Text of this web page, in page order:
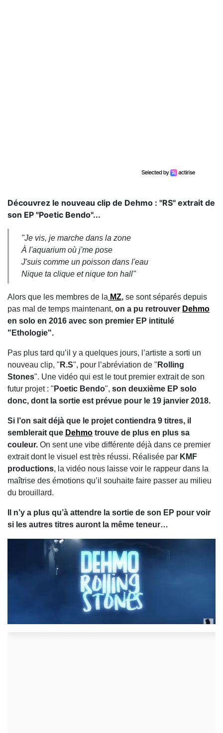
Découvrez le nouveau clip de Dehmo : "RS" extrait de
son EP "Poetic Bendo"...
"Je vis, je marche dans la zone
À l'aquarium où j'me pose
J'suis comme un poisson dans l'eau
Nique ta clique et nique ton hall"
Alors que les membres de la MZ, se sont séparés depuis
pas mal de temps maintenant, on a pu retrouver Dehmo
en solo en 2016 avec son premier EP intitulé
"Ethologie".
Pas plus tard qu’il y a quelques jours, l’artiste a sorti un
nouveau clip, " R.S", pour l’abréviation de " Rolling
Stones". Une vidéo qui est le tout premier extrait de son
futur projet : " Poetic Bendo", son deuxième EP solo
donc, dont la sortie est prévue pour le 19 janvier 2018.
Si l’on sait déjà que le projet contiendra 9 titres, il
semblerait que Dehmo trouve de plus en plus sa
couleur. On sent une vibe différente déjà dans ce premier
extrait dont le visuel est très réussi. Réalisée par KMF
productions, la vidéo nous laisse voir le rappeur dans la
maîtrise des émotions qu’il souhaite faire passer au milieu
du brouillard.
Il n’y a plus qu’à attendre la sortie de son EP pour voir
si les autres titres auront la même teneur…